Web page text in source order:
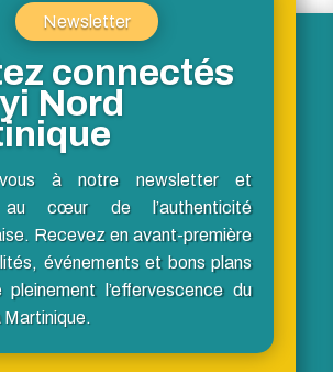
Newsletter
connectés
Nord
vous à notre newsletter et
au cœur de l’authenticité
Recevez en avant-première
événements et bons plans
pleinement l’effervescence du
Martinique.